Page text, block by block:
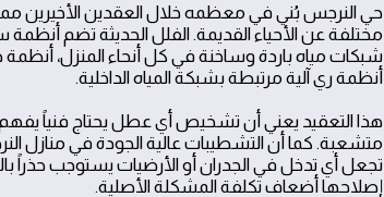
حي النرجس بُني في معظمه خلال العقدين الأخيرين
مختلفة عن الأحياء القديمة. الفلل الحديثة تضم
شبكات مياه باردة وساخنة في كل أنحاء المنزل،
أنظمة ري آلية مرتبطة بشبكة المياه الداخلية.
هذا التعقيد يعني أن تشخيص أي عطل يحتاج فنياً
متشعبة. كما أن التشطيبات عالية الجودة في منازل
تجعل أي تدخل في الجدران أو الأرضيات يستوجب حذراً
إصلاحها أضعاف تكلفة المشكلة الأصلية.